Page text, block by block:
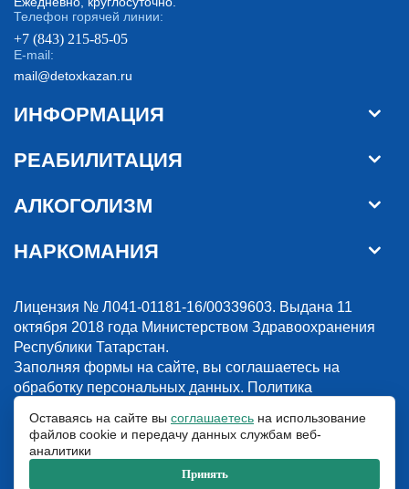
Телефон горячей линии:
+7 (843) 215-85-05
E-mail:
mail@detoxkazan.ru
ИНФОРМАЦИЯ
РЕАБИЛИТАЦИЯ
АЛКОГОЛИЗМ
НАРКОМАНИЯ
Лицензия № Л041-01181-16/00339603. Выдана 11
октября 2018 года Министерством Здравоохранения
Республики Татарстан.
Заполняя формы на сайте, вы соглашаетесь на
обработку персональных данных. Политика
© 2018-2026. Наркологическая клиника “Detox”. Все права защищены.
Указанные на сайте цены и информация имеют информационный
характер и не являются публичной офертой.
ООО «Детокс», ИНН 1660311156, ОГРН 1181690030708
Оставаясь на сайте вы соглашаетесь на использование
файлов cookie и передачу данных службам веб-
аналитики
Принять